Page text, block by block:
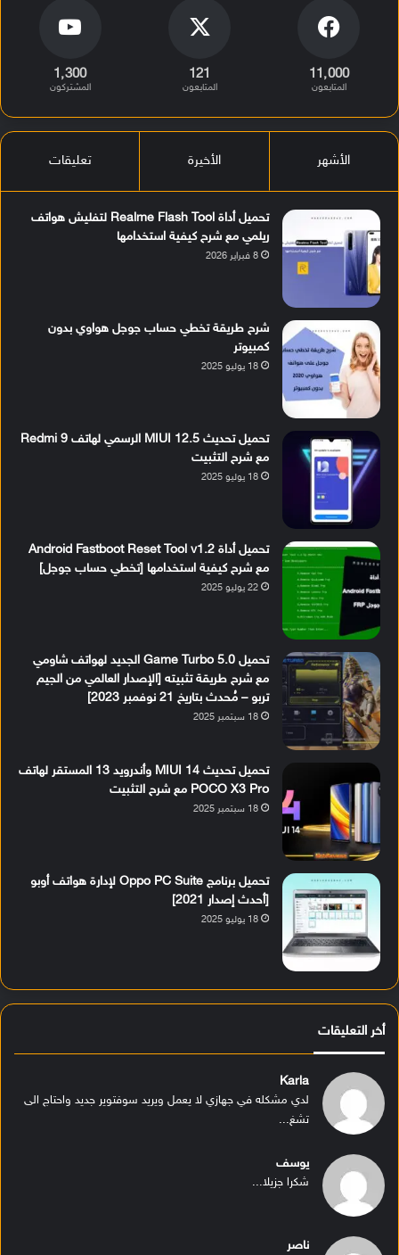
11٬000
المتابعون
121
المتابعون
1٬300
المشتركون
الأشهر الأخيرة تعليقات
تحميل أداة Realme Flash Tool لتفليش هواتف
ريلمي مع شرح كيفية استخدامها
8 فبراير 2026
شرح طريقة تخطي حساب جوجل هواوي بدون
كمبيوتر
18 يوليو 2025
تحميل تحديث MIUI 12.5 الرسمي لهاتف Redmi 9
مع شرح التثبيت
18 يوليو 2025
تحميل أداة Android Fastboot Reset Tool v1.2
مع شرح كيفية استخدامها [تخطي حساب جوجل]
22 يوليو 2025
تحميل Game Turbo 5.0 الجديد لهواتف شاومي
مع شرح طريقة تثبيته [الإصدار العالمي من الجيم
تربو – مُحدث بتاريخ 21 نوفمبر 2023]
18 سبتمبر 2025
تحميل تحديث MIUI 14 وأندرويد 13 المستقر لهاتف
POCO X3 Pro مع شرح التثبيت
18 سبتمبر 2025
تحميل برنامج Oppo PC Suite لإدارة هواتف أوبو
[أحدث إصدار 2021]
18 يوليو 2025
أخر التعليقات
Karla
لدي مشكله في جهازي لا يعمل ويريد سوفتوير جديد واحتاج الى
تشغ...
يوسف
شكرا جزيلا...
ناصر